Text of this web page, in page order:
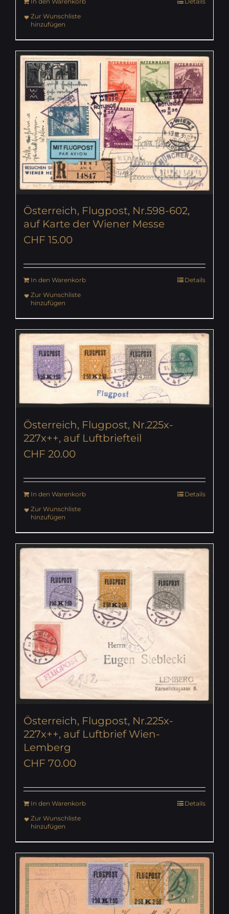
Zur Wunschliste
hinzufügen
Österreich, Flugpost, Nr.598-602,
auf Karte der Wiener Messe
CHF 15.00
In den Warenkorb
Details
Zur Wunschliste
hinzufügen
Österreich, Flugpost, Nr.225x-
227x++, auf Luftbriefteil
CHF 20.00
In den Warenkorb
Details
Zur Wunschliste
hinzufügen
Österreich, Flugpost, Nr.225x-
227x++, auf Luftbrief Wien-
Lemberg
CHF 70.00
In den Warenkorb
Details
Zur Wunschliste
hinzufügen